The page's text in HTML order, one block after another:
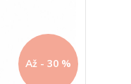
Až - 30 %